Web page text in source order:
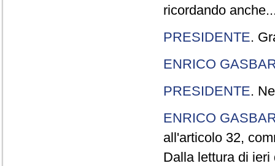
ricordando
PRESIDENTE.
ENRICO
PRESIDENTE.
ENRICO
all'articolo 32,
Dalla lettura di